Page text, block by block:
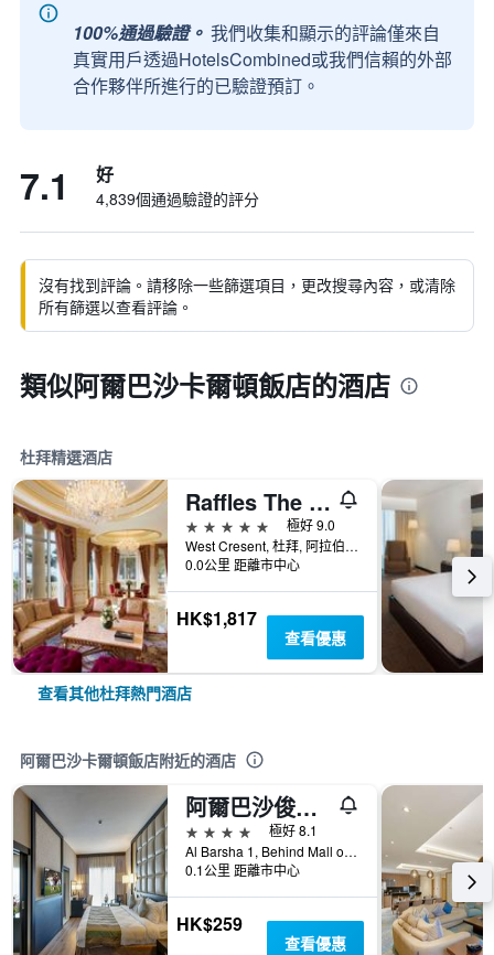
100%通過驗證。 我們收集和顯示的評論僅來自
真實用戶透過HotelsCombined或我們信賴的外部
合作夥伴所進行的已驗證預訂。
7.1 好
4,839個通過驗證的評分
沒有找到評論。請移除一些篩選項目，更改搜尋內容，或清除
所有篩選以查看評論。
類似阿爾巴沙卡爾頓飯店的酒店
杜拜精選酒店
Raffles The Palm Dubai
5星級
極好 9.0
West Cresent, 杜拜, 阿拉伯聯合大公國
0.0公里 距離市中心
HK$1,817
查看優惠
查看其他杜拜熱門酒店
阿爾巴沙卡爾頓飯店附近的酒店
阿爾巴沙俊宏酒店
4星級
極好 8.1
Al Barsha 1, Behind Mall of The Emirates, 杜拜, 阿拉伯聯合大公國
0.1公里 距離市中心
HK$259
查看優惠